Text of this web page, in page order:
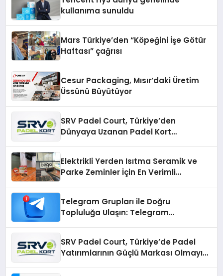
kullanıma sunuldu
Mars Türkiye’den “Köpeğini İşe Götür
Haftası” çağrısı
Cesur Packaging, Mısır’daki Üretim
Üssünü Büyütüyor
SRV Padel Court, Türkiye’den
Dünyaya Uzanan Padel Kort
Elektrikli Yerden Isıtma Seramik ve
Parke Zeminler İçin En Verimli
Telegram Grupları ile Doğru
Topluluğa Ulaşın: Telegram
SRV Padel Court, Türkiye’de Padel
Yatırımlarının Güçlü Markası Olmayı